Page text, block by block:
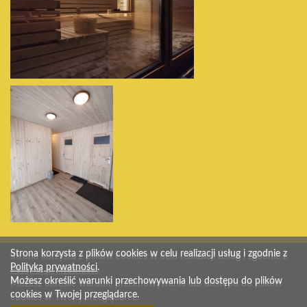
Strona korzysta z plików cookies w celu realizacji usług i zgodnie z
Polityką prywatności.
Możesz określić warunki przechowywania lub dostępu do plików
cookies w Twojej przeglądarce.
Strona korzysta z plików cookies w celu realizacji usług i zgodnie z
Polityką prywatności.
Możesz określić warunki przechowywania lub dostępu do plików
cookies w Twojej przeglądarce.